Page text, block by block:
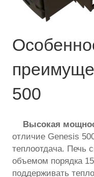
500
Высокая
отличие Genesis
теплоотдача. Печь
объемом порядка
поддерживать